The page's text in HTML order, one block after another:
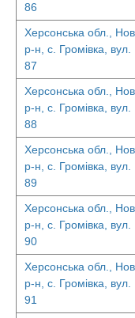
86
Херсонська обл.,
р-н, с. Громівка, вул.
87
Херсонська обл.,
р-н, с. Громівка, вул.
88
Херсонська обл.,
р-н, с. Громівка, вул.
89
Херсонська обл.,
р-н, с. Громівка, вул.
90
Херсонська обл.,
р-н, с. Громівка, вул.
91